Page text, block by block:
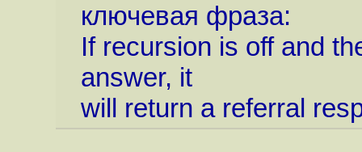
ключевая фраза:
If recursion is off and
answer, it
will return a referral